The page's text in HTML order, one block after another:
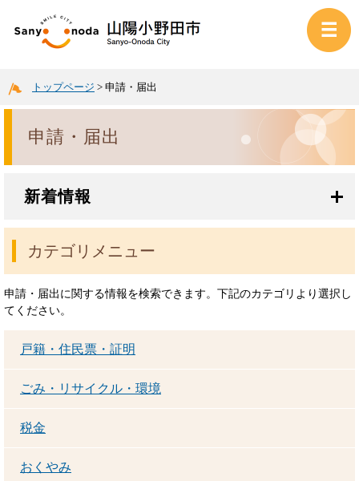
トップページ > 申請・届出
申請・届出
新着情報
カテゴリメニュー
申請・届出に関する情報を検索できます。下記のカテゴリより選択し
てください。
戸籍・住民票・証明
ごみ・リサイクル・環境
税金
おくやみ